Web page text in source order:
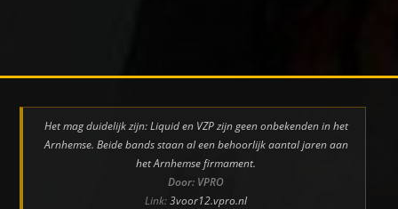
Het mag duidelijk zijn: Liquid en VZP zijn geen onbekenden in het
Arnhemse. Beide bands staan al een behoorlijk aantal jaren aan
het Arnhemse firmament.
Door: VPRO
Link:3voor12.vpro.nl